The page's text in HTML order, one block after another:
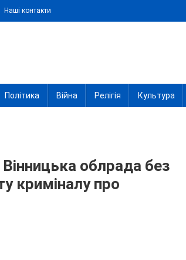
Наші контакти
Політика Війна Релігія Культура
Вінницька облрада без
криміналу про